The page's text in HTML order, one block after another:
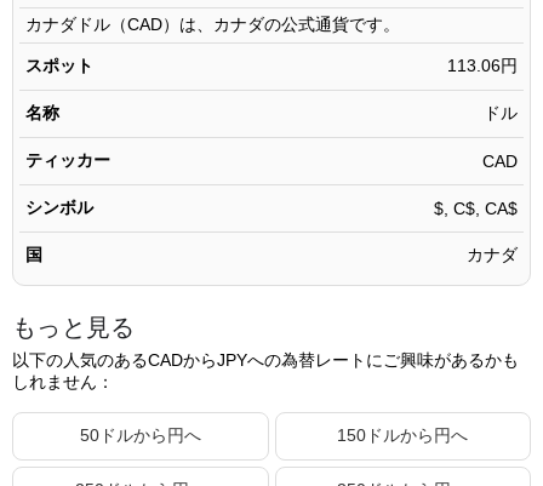
20.12 CAD
20.13 CAD 2,275.99円
20.14 CAD 2,277.12円
20.15 CAD 2,278.25円
20.16 CAD 2,279.38円
20.18 CAD 2,281.65円
20.20 CAD 2,283.91円
20.21 CAD
20.22 CAD 2,286.17円
20.23 CAD 2,287.30円
カナダドル（CAD）は、カナダの公式通貨です。
スポット 113.06円
名称 ドル
ティッカー CAD
シンボル $, C$, CA$
国 カナダ
もっと見る
以下の人気のあるCADからJPYへの為替レートにご興味があるかも
しれません：
50ドルから円へ 150ドルから円へ